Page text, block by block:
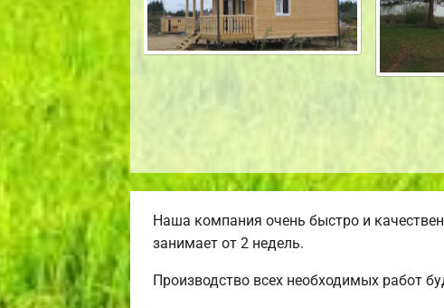
Наша компания очень быстро и
занимает от 2 недель.
Производство всех необходимых работ